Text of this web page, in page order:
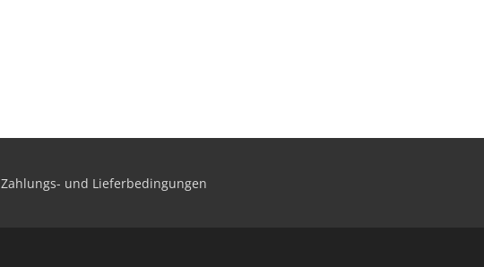
Zahlungs- und Lieferbedingungen